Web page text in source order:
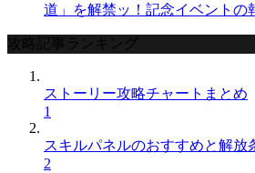
道」を解禁ッ！記念イベントの
攻略記事ランキング
ストーリー攻略チャートまとめ
1
スキルパネルのおすすめと解放
2